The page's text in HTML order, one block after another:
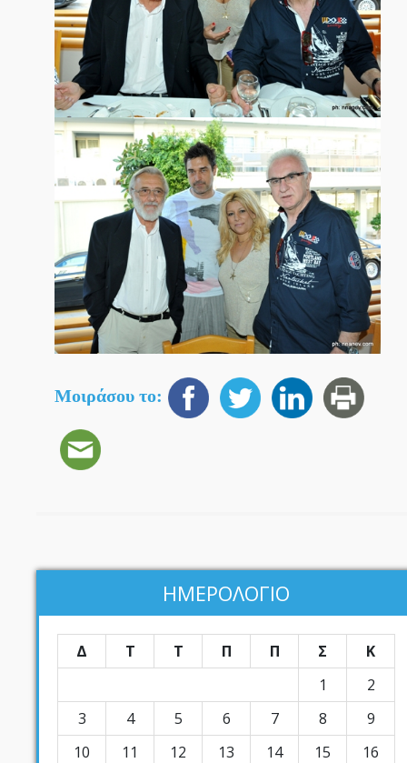
Μοιράσου το:
ΗΜΕΡΟΛΟΓΙΟ
Δ Τ Τ Π Π Σ
Κ
1
2
3
4 5 6 7 8
9
10
11 12 13 14 15
16